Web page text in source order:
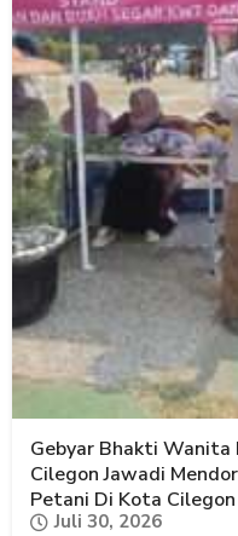
Gebyar Bhakti Wanita
Cilegon Jawadi
Petani Di Kota Cilegon
Juli 30, 2026